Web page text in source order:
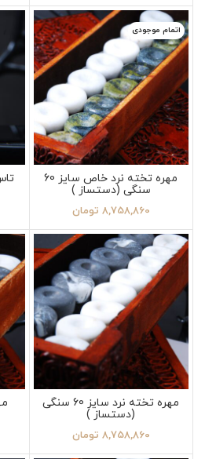
اتمام موجودی
مهره تخته نرد خاص سایز 60
سنگی (دستساز )
8,758,860 تومان
مهره تخته نرد سایز 60 سنگی
(دستساز )
8,758,860 تومان